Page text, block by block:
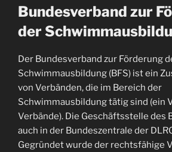
Bundesverband zur
der
Der Bundesverband zur Förderung
Schwimmausbildung (BFS) ist ein
von Verbänden, die im Bereich der
Schwimmausbildung tätig sind (ein
Verbände). Die Geschäftsstelle des
auch in der Bundeszentrale der
Gegründet wurde der rechtsfähige